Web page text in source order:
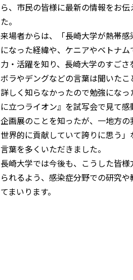
ら、市民の皆様に最新の情報をお伝
た。
来場者からは、「長崎大学が熱帯感
になった経緯や、ケニアやベトナム
力・活躍を知り、長崎大学のすごさ
ボラやデングなどの言葉は聞いたこ
詳しく知らなかったので勉強にな
に立つライオン』を試写会で見て
企画展のことを知ったが、一地方の
世界的に貢献していて誇りに思う
言葉を多くいただきました。
長崎大学では今後も、こうした皆
られるよう、感染症分野での研究
てまいります。